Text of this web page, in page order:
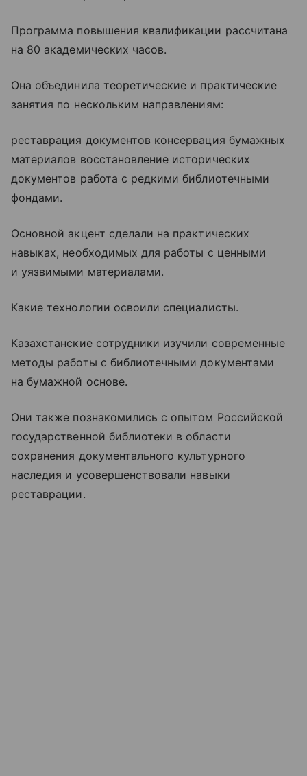
Программа повышения квалификации рассчитана
на 80 академических часов.
Она объединила теоретические и практические
занятия по нескольким направлениям:
реставрация документов консервация бумажных
материалов восстановление исторических
документов работа с редкими библиотечными
фондами.
Основной акцент сделали на практических
навыках, необходимых для работы с ценными
и уязвимыми материалами.
Какие технологии освоили специалисты.
Казахстанские сотрудники изучили современные
методы работы с библиотечными документами
на бумажной основе.
Они также познакомились с опытом Российской
государственной библиотеки в области
сохранения документального культурного
наследия и усовершенствовали навыки
реставрации.